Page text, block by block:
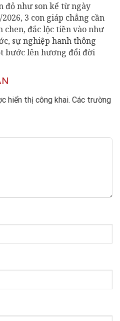
đỏ như son kể từ ngày
2026, 3 con giáp chẳng cần
chen, đắc lộc tiền vào như
sự nghiệp hanh thông
bước lên hương đổi đời
hiển thị công khai. Các trường